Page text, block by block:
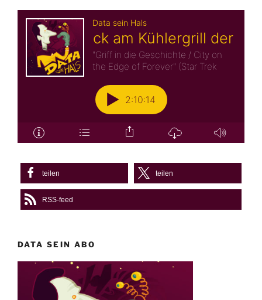
teilen teilen
RSS-feed
DATA SEIN ABO